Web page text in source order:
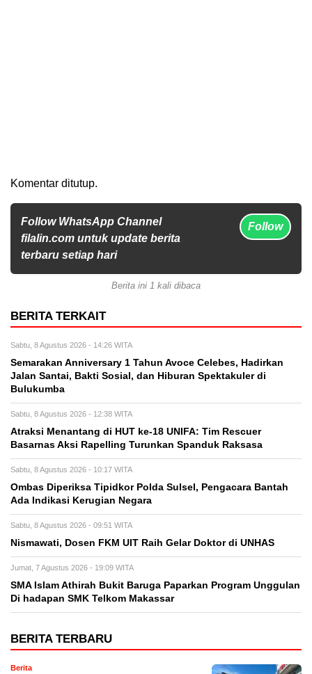
Komentar ditutup.
Follow WhatsApp Channel
filalin.com untuk update berita
terbaru setiap hari
Follow
Berita ini 1 kali dibaca
BERITA TERKAIT
Sabtu, 8 Agustus 2026 - 14:26 WITA
Semarakan Anniversary 1 Tahun Avoce Celebes, Hadirkan
Jalan Santai, Bakti Sosial, dan Hiburan Spektakuler di
Bulukumba
Sabtu, 8 Agustus 2026 - 12:38 WITA
Atraksi Menantang di HUT ke-18 UNIFA: Tim Rescuer
Basarnas Aksi Rapelling Turunkan Spanduk Raksasa
Sabtu, 8 Agustus 2026 - 10:17 WITA
Ombas Diperiksa Tipidkor Polda Sulsel, Pengacara Bantah
Ada Indikasi Kerugian Negara
Sabtu, 8 Agustus 2026 - 09:51 WITA
Nismawati, Dosen FKM UIT Raih Gelar Doktor di UNHAS
Jumat, 7 Agustus 2026 - 19:09 WITA
SMA Islam Athirah Bukit Baruga Paparkan Program Unggulan
Di hadapan SMK Telkom Makassar
BERITA TERBARU
Berita